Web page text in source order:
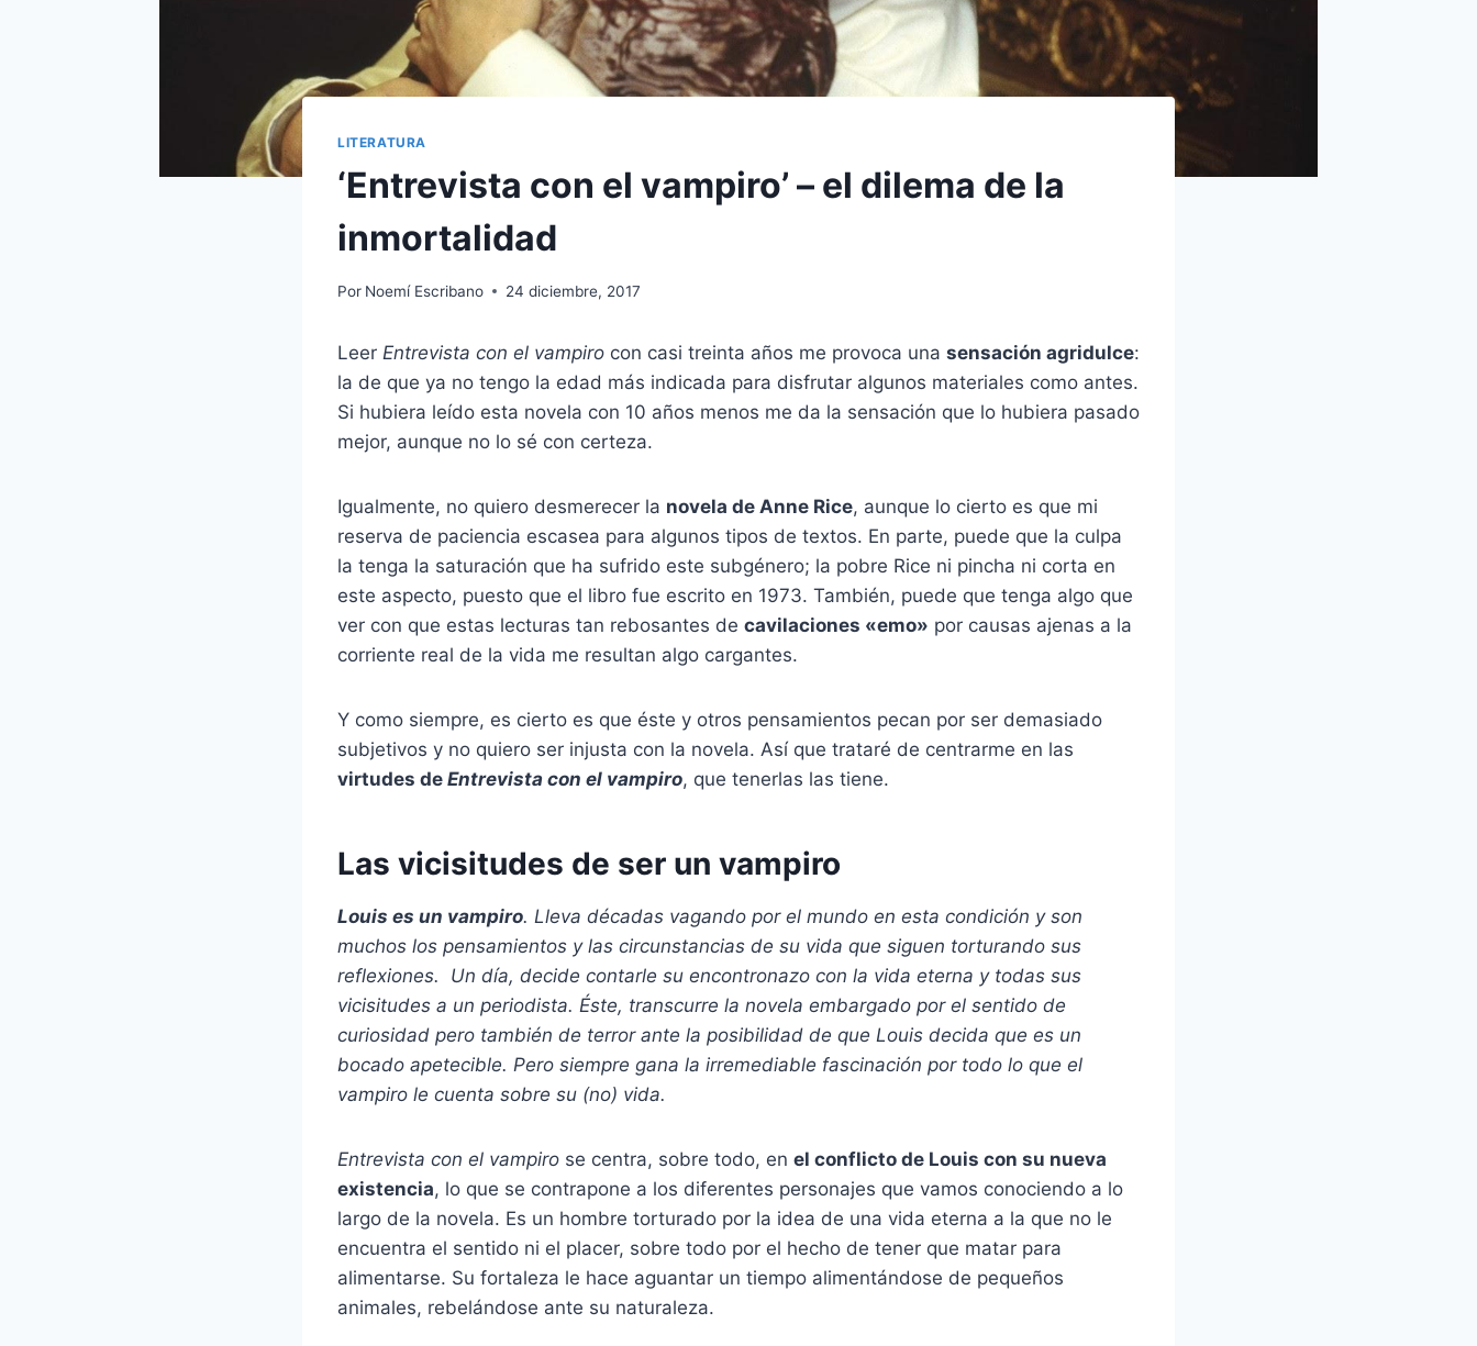
LITERATURA
‘Entrevista con el vampiro’ – el dilema de la
inmortalidad
Por Noemí Escribano 24 diciembre, 2017
Leer Entrevista con el vampiro con casi treinta años me provoca una sensación agridulce:
la de que ya no tengo la edad más indicada para disfrutar algunos materiales como antes.
Si hubiera leído esta novela con 10 años menos me da la sensación que lo hubiera pasado
mejor, aunque no lo sé con certeza.
Igualmente, no quiero desmerecer la novela de Anne Rice, aunque lo cierto es que mi
reserva de paciencia escasea para algunos tipos de textos. En parte, puede que la culpa
la tenga la saturación que ha sufrido este subgénero; la pobre Rice ni pincha ni corta en
este aspecto, puesto que el libro fue escrito en 1973. También, puede que tenga algo que
ver con que estas lecturas tan rebosantes de cavilaciones «emo» por causas ajenas a la
corriente real de la vida me resultan algo cargantes.
Y como siempre, es cierto es que éste y otros pensamientos pecan por ser demasiado
subjetivos y no quiero ser injusta con la novela. Así que trataré de centrarme en las
virtudes de Entrevista con el vampiro, que tenerlas las tiene.
Las vicisitudes de ser un vampiro
Louis es un vampiro. Lleva décadas vagando por el mundo en esta condición y son
muchos los pensamientos y las circunstancias de su vida que siguen torturando sus
reflexiones. Un día, decide contarle su encontronazo con la vida eterna y todas sus
vicisitudes a un periodista. Éste, transcurre la novela embargado por el sentido de
curiosidad pero también de terror ante la posibilidad de que Louis decida que es un
bocado apetecible. Pero siempre gana la irremediable fascinación por todo lo que el
vampiro le cuenta sobre su (no) vida.
Entrevista con el vampiro se centra, sobre todo, en el conflicto de Louis con su nueva
existencia, lo que se contrapone a los diferentes personajes que vamos conociendo a lo
largo de la novela. Es un hombre torturado por la idea de una vida eterna a la que no le
encuentra el sentido ni el placer, sobre todo por el hecho de tener que matar para
alimentarse. Su fortaleza le hace aguantar un tiempo alimentándose de pequeños
animales, rebelándose ante su naturaleza.